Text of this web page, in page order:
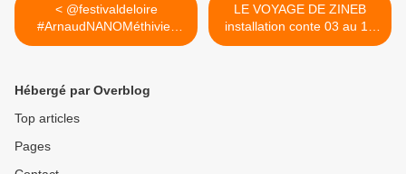
< @festivaldeloire
#ArnaudNANOMéthivier​
interdit...
LE VOYAGE DE ZINEB
installation conte 03 au 11
octobre au 108 à Orléans >
Hébergé par Overblog
Top articles
Pages